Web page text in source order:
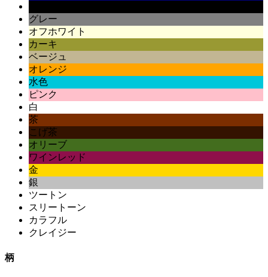
グレー
オフホワイト
カーキ
ベージュ
オレンジ
水色
ピンク
白
茶
こげ茶
オリーブ
ワインレッド
金
銀
ツートン
スリートーン
カラフル
クレイジー
柄